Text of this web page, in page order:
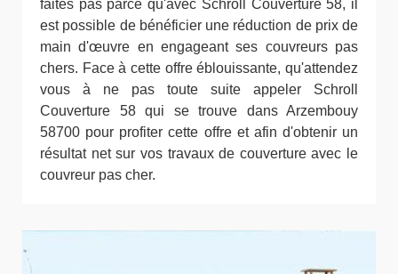
faites pas parce qu'avec Schroll Couverture 58, il
est possible de bénéficier une réduction de prix de
main d'œuvre en engageant ses couvreurs pas
chers. Face à cette offre éblouissante, qu'attendez
vous à ne pas toute suite appeler Schroll
Couverture 58 qui se trouve dans Arzembouy
58700 pour profiter cette offre et afin d'obtenir un
résultat net sur vos travaux de couverture avec le
couvreur pas cher.